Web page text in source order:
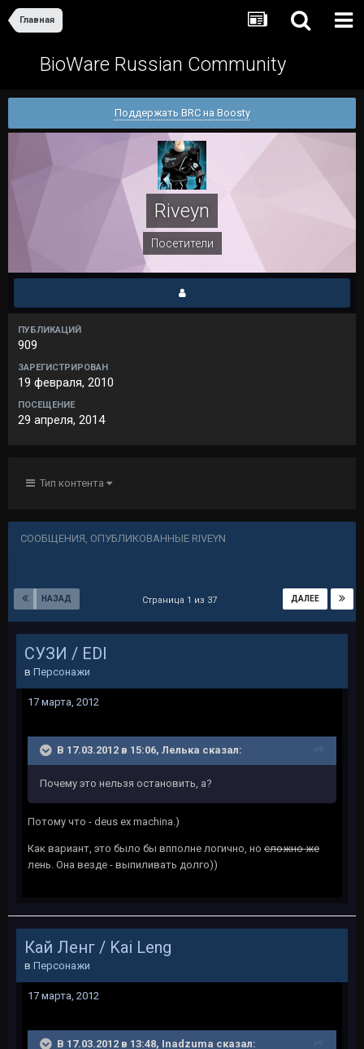
Главная
BioWare Russian Community
Поддержать BRC на Boosty
Riveyn
Посетители
ПУБЛИКАЦИЙ
909
ЗАРЕГИСТРИРОВАН
19 февраля, 2010
ПОСЕЩЕНИЕ
29 апреля, 2014
Тип контента
СООБЩЕНИЯ, ОПУБЛИКОВАННЫЕ RIVEYN
НАЗАД ДАЛЕЕ
Страница 1 из 37
СУЗИ / EDI
в Персонажи
17 марта, 2012
В 17.03.2012 в 15:06, Лелька сказал:
Почему это нельзя остановить, а?
Потому что - deus ex machina.)
Как вариант, это было бы впполне логично, но сложно же
лень. Она везде - выпиливать долго))
Кай Ленг / Kai Leng
в Персонажи
17 марта, 2012
В 17.03.2012 в 13:48, Inadzuma сказал: